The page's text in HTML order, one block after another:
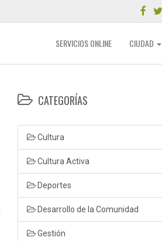
SERVICIOS ONLINE CIUDAD
CATEGORÍAS
Cultura
Cultura Activa
Deportes
Desarrollo de la Comunidad
Gestión